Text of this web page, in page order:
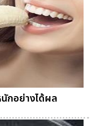
กอย่างได้ผล